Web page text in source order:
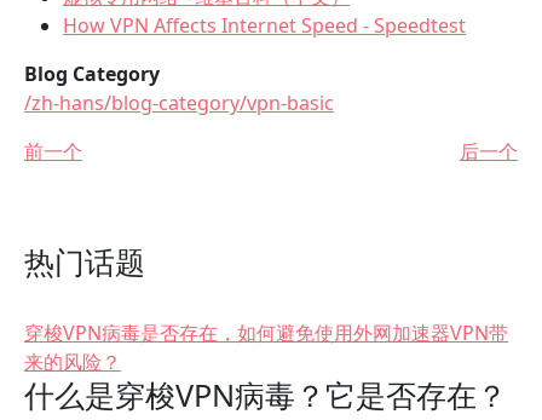
How VPN Affects Internet Speed - Speedtest
Blog Category
/zh-hans/blog-category/vpn-basic
前一个
后一个
热门话题
穿梭VPN病毒是否存在，如何避免使用外网加速器VPN带
来的风险？
什么是穿梭VPN病毒？它是否存在？